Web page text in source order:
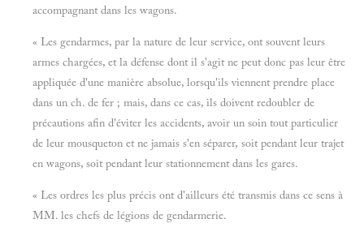
accompagnant dans les wagons.
« Les gendarmes, par la nature de leur service, ont souvent leurs
armes chargées, et la défense dont il s'agit ne peut donc pas leur être
appliquée d'une manière absolue, lorsqu'ils viennent prendre place
dans un ch. de fer ; mais, dans ce cas, ils doivent redoubler de
précautions afin d'éviter les accidents, avoir un soin tout particulier
de leur mousqueton et ne jamais s'en séparer, soit pendant leur trajet
en wagons, soit pendant leur stationnement dans les gares.
« Les ordres les plus précis ont d'ailleurs été transmis dans ce sens à
MM. les chefs de légions de gendarmerie.